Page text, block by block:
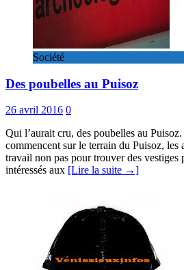
Société
Des poubelles au Puisoz
26 avril 2016 0
Qui l’aurait cru, des poubelles au
commencent sur le terrain du Puisoz, les
travail non pas pour trouver des vestiges
intéressés aux [Lire la suite →]